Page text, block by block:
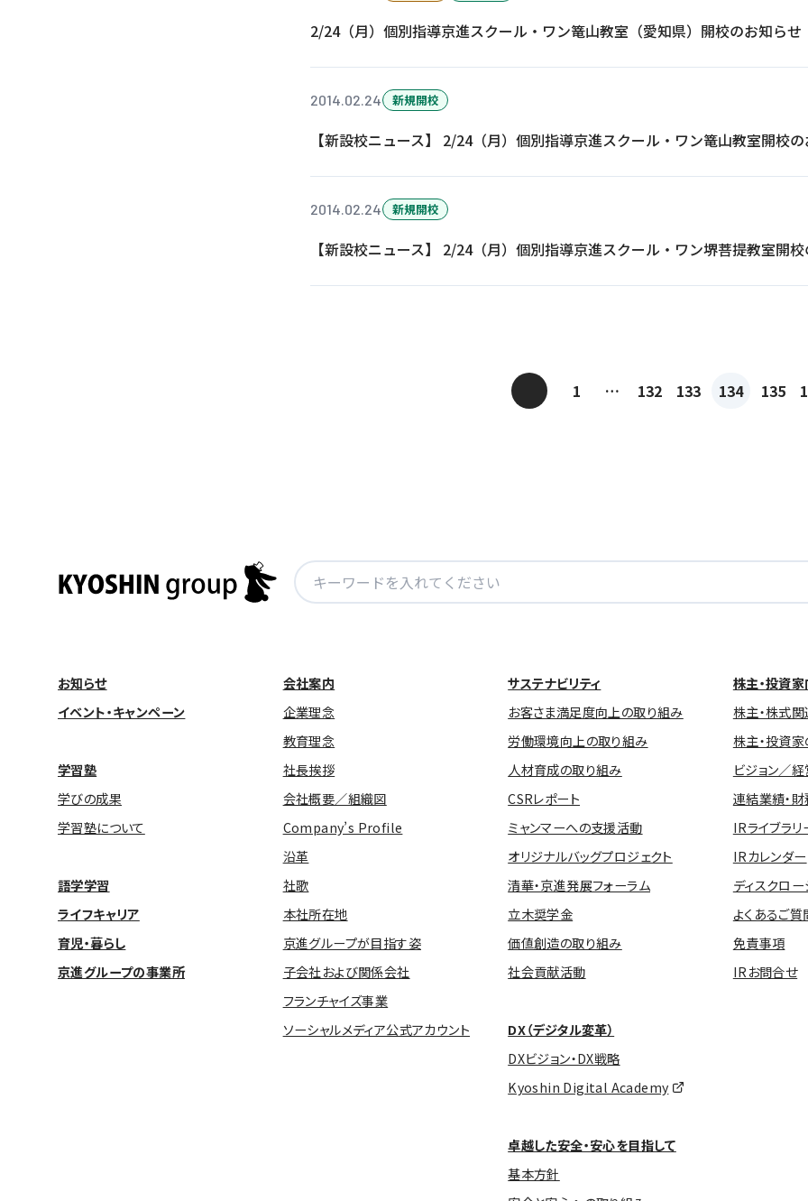
2/24（月）個別指導京進スクール・ワン篭山教室（愛知県）開校のお知らせ
2014.02.24 新規開校
【新設校ニュース】 2/24（月）個別指導京進スクール・ワン篭山教室開校
2014.02.24 新規開校
【新設校ニュース】 2/24（月）個別指導京進スクール・ワン堺菩提教室開
ョ
ン
1 … 132 133 134 135
検
索:
お知らせ
イベント・キャンペーン
学習塾
学びの成果
学習塾について
語学学習
ライフキャリア
育児・暮らし
京進グループの事業所
会社案内
企業理念
教育理念
社長挨拶
会社概要／組織図
Company’s Profile
沿革
社歌
本社所在地
京進グループが目指す姿
子会社および関係会社
フランチャイズ事業
ソーシャルメディア公式アカウント
サステナビリティ
お客さま満足度向上の取り組み
労働環境向上の取り組み
人材育成の取り組み
CSRレポート
ミャンマーへの支援活動
オリジナルバッグプロジェクト
清華・京進発展フォーラム
立木奨学金
価値創造の取り組み
社会貢献活動
DX（デジタル変革）
DXビジョン・DX戦略
Kyoshin Digital Academy
卓越した安全・安心を目指して
基本方針
株主・投資
株主・株式
株主・投資
ビジョン／
連結業績・
IRライブラリ
IRカレンダー
ディスクロ
よくあるご質
免責事項
IRお問合せ